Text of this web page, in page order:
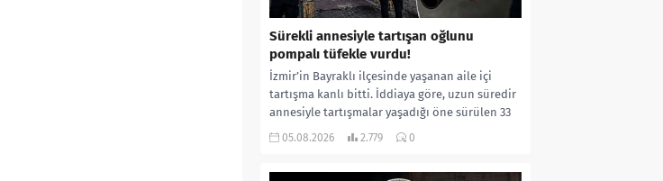
Sürekli annesiyle tartışan oğlunu
pompalı tüfekle vurdu!
İzmir’in Bayraklı ilçesinde yaşanan aile içi
tartışma kanlı bitti. İddiaya göre, uzun süredir
annesiyle tartışmalar yaşadığı öne sürülen 33
yaşındaki...
05.08.2026 2.779 0